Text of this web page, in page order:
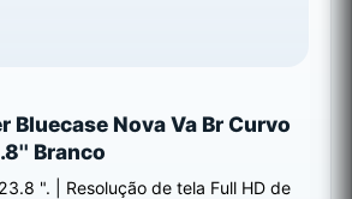
Bluecase Nova Va Br Curvo
Branco
". | Resolução de tela Full HD de